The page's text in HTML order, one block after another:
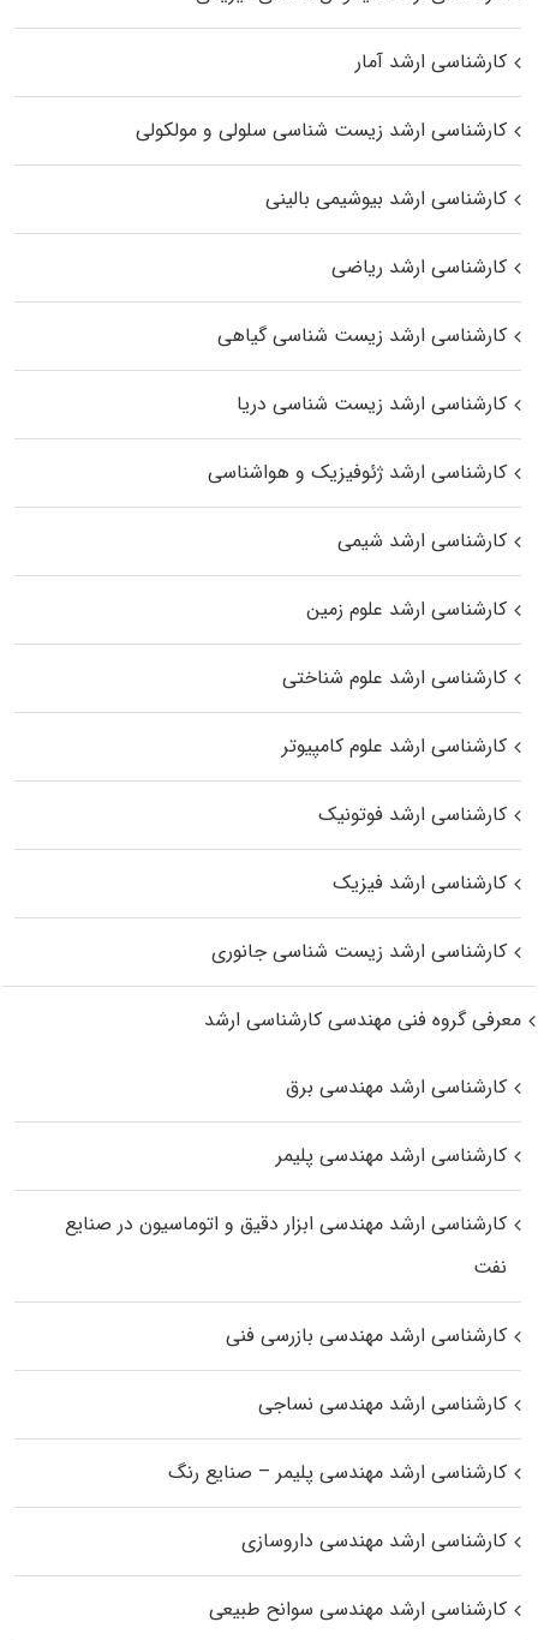
کارشناسی ارشد آمار
کارشناسی ارشد زیست شناسی سلولی و مولکولی
کارشناسی ارشد بیوشیمی بالینی
کارشناسی ارشد ریاضی
کارشناسی ارشد زیست‌ شناسی گیاهی
کارشناسی ارشد زیست‌ شناسی دریا
کارشناسی ارشد ژئوفیزیک و هواشناسی
کارشناسی ارشد شیمی
کارشناسی ارشد علوم زمین
کارشناسی ارشد علوم شناختی
کارشناسی ارشد علوم کامپیوتر
کارشناسی ارشد فوتونیک
کارشناسی ارشد فیزیک
کارشناسی ارشد زیست‌ شناسی جانوری
معرفی گروه فنی مهندسی کارشناسی ارشد
کارشناسی ارشد مهندسی برق
کارشناسی ارشد مهندسی پلیمر
کارشناسی ارشد مهندسی ابزار دقیق و اتوماسیون در صنایع
نفت
کارشناسی ارشد مهندسی بازرسی فنی
کارشناسی ارشد مهندسی نساجی
کارشناسی ارشد مهندسی پلیمر – صنایع رنگ
کارشناسی ارشد مهندسی داروسازی
کارشناسی ارشد مهندسی سوانح طبیعی